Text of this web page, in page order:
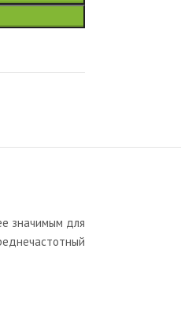
значимым для